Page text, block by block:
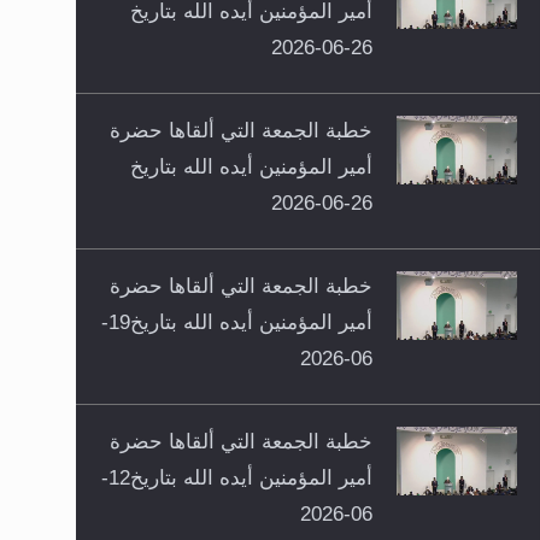
أمير المؤمنين أيده الله بتاريخ
26-06-2026
خطبة الجمعة التي ألقاها حضرة
أمير المؤمنين أيده الله بتاريخ
26-06-2026
خطبة الجمعة التي ألقاها حضرة
أمير المؤمنين أيده الله بتاريخ19-
06-2026
خطبة الجمعة التي ألقاها حضرة
أمير المؤمنين أيده الله بتاريخ12-
06-2026